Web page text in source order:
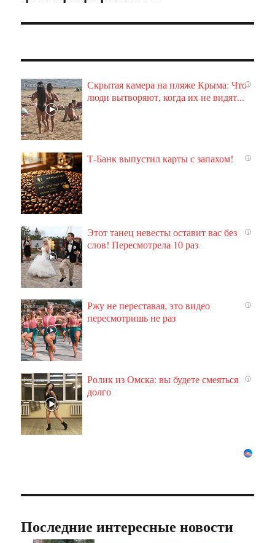
i
Скрытая камера на пляже Крыма: Что
люди вытворяют, когда их не видят...
i
Т-Банк выпустил карты с запахом!
i
Этот танец невесты оставит вас без
слов! Пересмотрела 10 раз
i
Ржу не переставая, это видео
пересмотришь не раз
i
Ролик из Омска: вы будете смеяться
долго
Последние интересные новости